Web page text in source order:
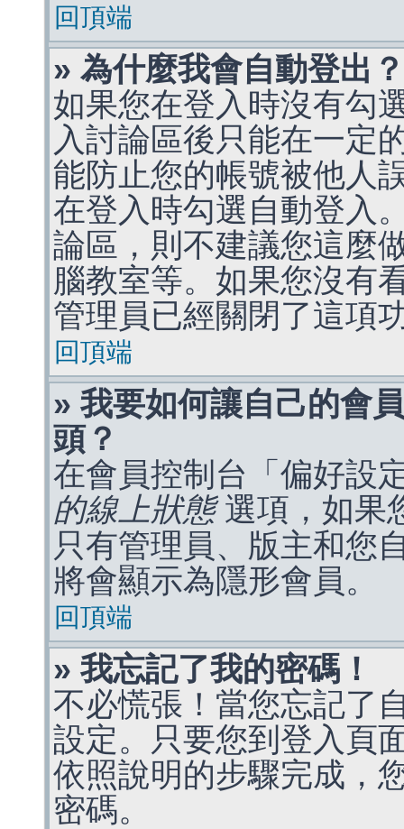
回頂端
» 為什麼我會自動登出？
如果您在登入時沒有勾
入討論區後只能在一定
能防止您的帳號被他人
在登入時勾選自動登入
論區，則不建議您這麼
腦教室等。如果您沒有
管理員已經關閉了這項
回頂端
» 我要如何讓自己的會
頭？
在會員控制台「偏好設
的線上狀態選項，如果
只有管理員、版主和您
將會顯示為隱形會員。
回頂端
» 我忘記了我的密碼！
不必慌張！當您忘記了
設定。只要您到登入頁
依照說明的步驟完成，
密碼。